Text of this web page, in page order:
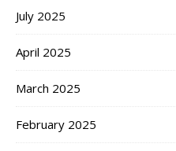
July 2025
April 2025
March 2025
February 2025